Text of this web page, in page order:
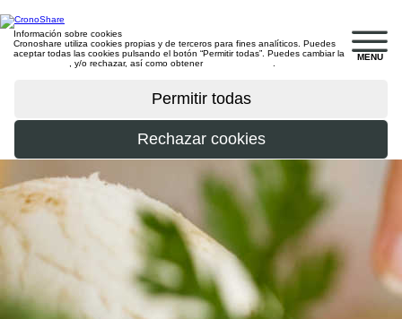
MENU
Información sobre cookies
Cronoshare utiliza cookies propias y de terceros para fines analíticos. Puedes
aceptar todas las cookies pulsando el botón “Permitir todas”. Puedes cambiar la
, y/o rechazar, así como obtener